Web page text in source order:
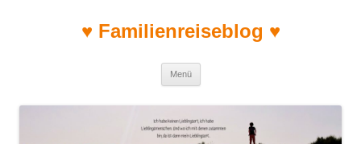
♥ Familienreiseblog ♥
Menü